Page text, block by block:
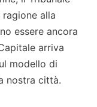
alla
essere ancora
arriva
modello di
nostra città.